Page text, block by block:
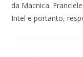
da Macnica.
Intel e portanto,